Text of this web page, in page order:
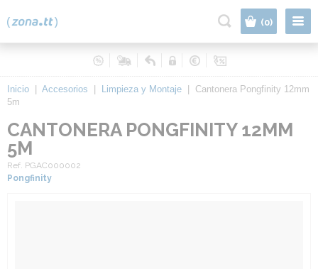
(0)
Inicio Accesorios Limpieza y Montaje
Cantonera Pongfinity 12mm
5m
CANTONERA PONGFINITY 12MM
5M
Ref. PGAC000002
Pongfinity